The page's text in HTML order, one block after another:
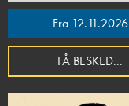
Fra 12.11.2026
FÅ BESKED...